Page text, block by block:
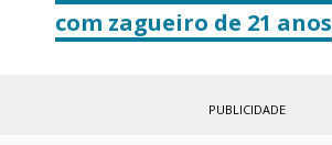
com zagueiro de 21 anos
PUBLICIDADE